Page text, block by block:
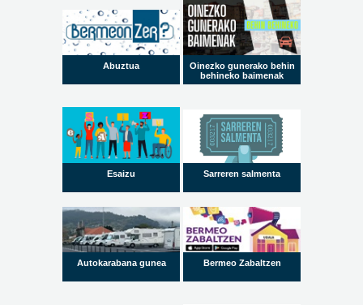
Abuztua
Oinezko gunerako behin
behineko baimenak
Esaizu Sarreren salmenta
Autokarabana gunea Bermeo Zabaltzen